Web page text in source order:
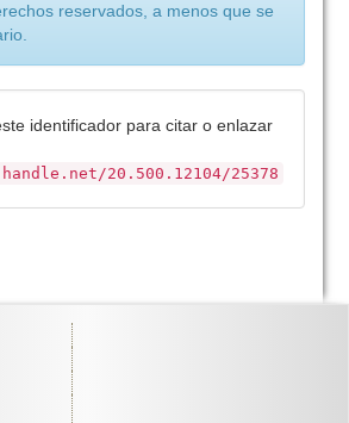
reservados, a menos que se
identificador para citar o enlazar
20.500.12104/25378